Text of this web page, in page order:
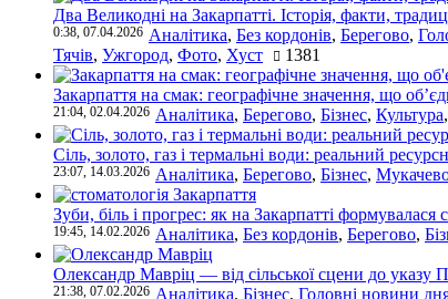
Два Великодні на Закарпатті. Історія, факти,
0:38, 07.04.2026 Аналітика, Без кордонів, Берегово,
Тячів, Ужгород, Фото, Хуст 1381
Закарпаття на смак: географічне значення, що
21:04, 02.04.2026 Аналітика, Берегово, Бізнес, Культура,
Сіль, золото, газ і термальні води: реальний
23:07, 14.03.2026 Аналітика, Берегово, Бізнес,
Зуби, біль і прогрес: як на Закарпатті формувалася
19:45, 14.02.2026 Аналітика, Без кордонів, Берегово,
Олександр Мавріц — від сільської сцени до указу
21:38, 07.02.2026 Аналітика, Бізнес, Головні новини